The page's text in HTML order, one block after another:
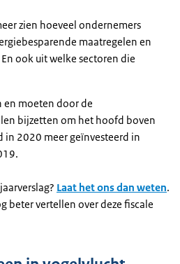
zien hoeveel ondernemers
maatregelen en
ook uit welke sectoren die
en moeten door de
bijzetten om het hoofd boven
in 2020 meer geïnvesteerd in
Laat het ons dan weten.
beter vertellen over deze fiscale